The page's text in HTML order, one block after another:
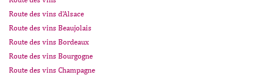
Route des vins d'Alsace
Route des vins Beaujolais
Route des vins Bordeaux
Route des vins Bourgogne
Route des vins Champagne